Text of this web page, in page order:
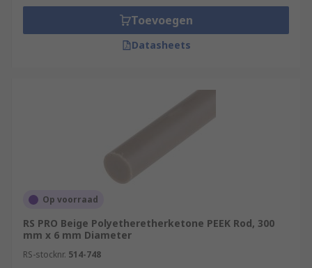
Toevoegen
Datasheets
Op voorraad
RS PRO Beige Polyetheretherketone PEEK Rod, 300
mm x 6 mm Diameter
RS-stocknr. 514-748